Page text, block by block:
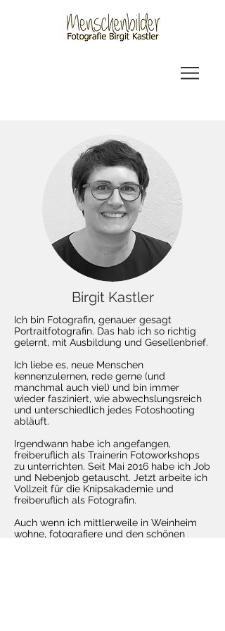
Birgit Kastler
Ich bin Fotografin, genauer gesagt
Portraitfotografin. Das hab ich so richtig
gelernt, mit Ausbildung und Gesellenbrief.
Ich liebe es, neue Menschen
kennenzulernen, rede gerne (und
manchmal auch viel) und bin immer
wieder fasziniert, wie abwechslungsreich
und unterschiedlich jedes Fotoshooting
abläuft.
Irgendwann habe ich angefangen,
freiberuflich als Trainerin Fotoworkshops
zu unterrichten. Seit Mai 2016 habe ich Job
und Nebenjob getauscht. Jetzt arbeite ich
Vollzeit für die Knipsakademie und
freiberuflich als Fotografin.
Auch wenn ich mittlerweile in Weinheim
wohne, fotografiere und den schönen